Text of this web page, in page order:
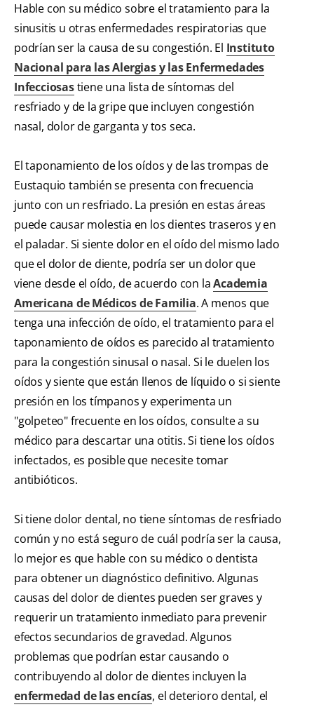
Hable con su médico sobre el tratamiento para la
sinusitis u otras enfermedades respiratorias que
podrían ser la causa de su congestión. El Instituto
Nacional para las Alergias y las Enfermedades
Infecciosastiene una lista de síntomas del
resfriado y de la gripe que incluyen congestión
nasal, dolor de garganta y tos seca.
El taponamiento de los oídos y de las trompas de
Eustaquio también se presenta con frecuencia
junto con un resfriado. La presión en estas áreas
puede causar molestia en los dientes traseros y en
el paladar. Si siente dolor en el oído del mismo lado
que el dolor de diente, podría ser un dolor que
viene desde el oído, de acuerdo con laAcademia
Americana de Médicos de Familia. A menos que
tenga una infección de oído, el tratamiento para el
taponamiento de oídos es parecido al tratamiento
para la congestión sinusal o nasal. Si le duelen los
oídos y siente que están llenos de líquido o si siente
presión en los tímpanos y experimenta un
"golpeteo" frecuente en los oídos, consulte a su
médico para descartar una otitis. Si tiene los oídos
infectados, es posible que necesite tomar
antibióticos.
Si tiene dolor dental, no tiene síntomas de resfriado
común y no está seguro de cuál podría ser la causa,
lo mejor es que hable con su médico o dentista
para obtener un diagnóstico definitivo. Algunas
causas del dolor de dientes pueden ser graves y
requerir un tratamiento inmediato para prevenir
efectos secundarios de gravedad. Algunos
problemas que podrían estar causando o
contribuyendo al dolor de dientes incluyen la
enfermedad de las encías, el deterioro dental, el